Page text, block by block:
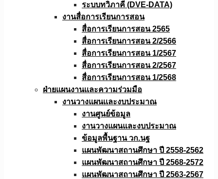
ระบบทวิภาคี (DVE-DATA)
งานสื่อการเรียนการสอน
สื่อการเรียนการสอน 2565
สื่อการเรียนการสอน 2/2566
สื่อการเรียนการสอน 1/2567
สื่อการเรียนการสอน 2/2567
สื่อการเรียนการสอน 1/2568
ฝ่ายแผนงานเเละความร่วมมือ
งานวางแผนเเละงบประมาณ
งานศูนย์ข้อมูล
งานวางแผนและงบประมาณ
ข้อมูลพื้นฐาน วก.นฐ
แผนพัฒนาสถานศึกษา ปี 2558-2562
แผนพัฒนาสถานศึกษา ปี 2568-2572
แผนพัฒนาสถานศึกษา ปี 2563-2567